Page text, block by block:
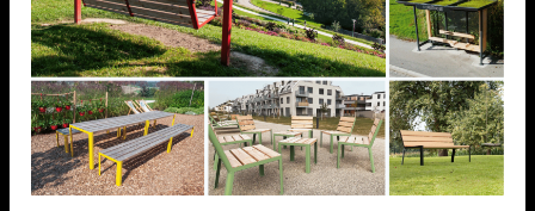
RACCORD POUR TUBE
D26,9MM,SUR TUBE